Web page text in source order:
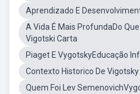
Aprendizado E
A Vida É Mais ProfundaDo
Vigotski Carta
Piaget E VygotskyEducação
Contexto Historico De
Quem Foi Lev